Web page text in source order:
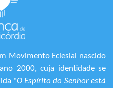
Movimento Eclesial nascido
2000, cuja identidade se
"O Espírito do Senhor está